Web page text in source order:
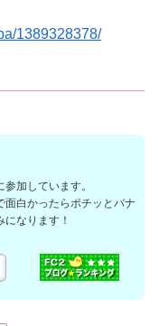
1389328378/
加しています。
面白かったらポチッとバナ
なります！